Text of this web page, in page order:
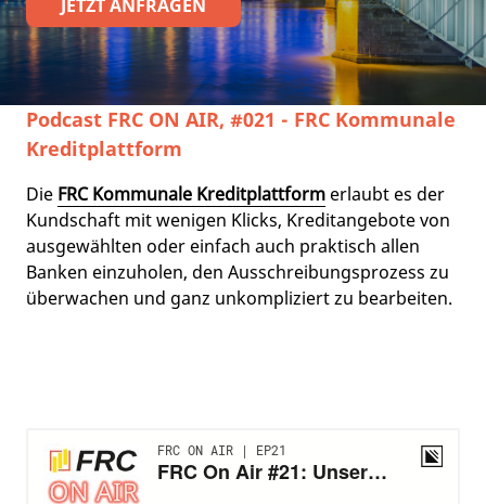
JETZT ANFRAGEN
Podcast FRC ON AIR, #021 - FRC Kommunale
Kreditplattform
Die FRC Kommunale Kreditplattform erlaubt es der
Kundschaft mit wenigen Klicks, Kreditangebote von
ausgewählten oder einfach auch praktisch allen
Banken einzuholen, den Ausschreibungsprozess zu
überwachen und ganz unkompliziert zu bearbeiten.